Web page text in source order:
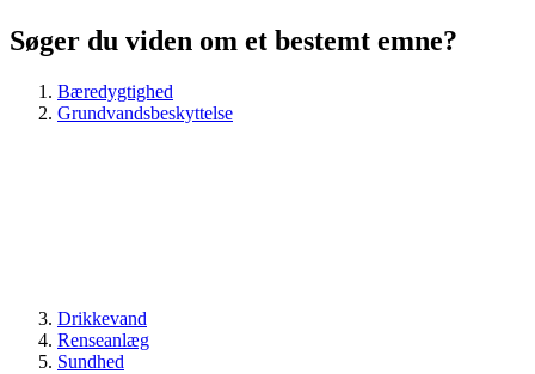
Søger du viden om et bestemt emne?
Bæredygtighed
Grundvandsbeskyttelse
Drikkevand
Renseanlæg
Sundhed